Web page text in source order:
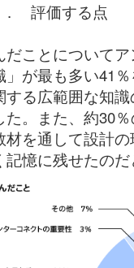
. 評価する点
だことについて
」が最も多い41
する広範囲な知
た。また、約30
材を通して設計
記憶に残せたの